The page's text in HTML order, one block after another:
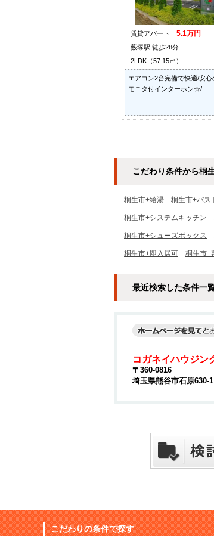
賃貸アパート 5.1万円
藪塚駅 徒歩28分
2LDK（57.15㎡）
エアコン2台完備で快適/安心
モニタ付インターホン☆/
こだわり条件から桐
桐生市+給湯 桐生市+バス
桐生市+システムキッチン
桐生市+シューズボックス
桐生市+即入居可 桐生市+
最近検索した条件一
コガネイハウジ
〒360-0816
埼玉県熊谷市石原630-1
こだわりの条件で探す